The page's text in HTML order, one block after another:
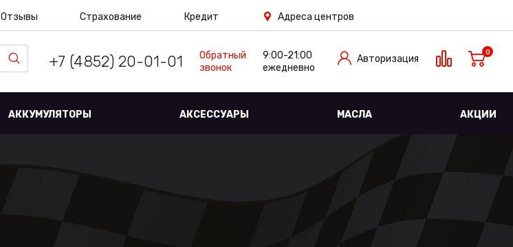
Отзывы Страхование Кредит Адреса центров
+7 (4852) 20-01-01
Обратный
звонок
9:00-21:00
ежедневно
Авторизация
0
АККУМУЛЯТОРЫ АКСЕССУАРЫ МАСЛА АКЦИИ